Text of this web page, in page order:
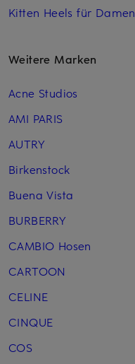
Kitten Heels für Damen
Weitere Marken
Acne Studios
AMI PARIS
AUTRY
Birkenstock
Buena Vista
BURBERRY
CAMBIO Hosen
CARTOON
CELINE
CINQUE
COS